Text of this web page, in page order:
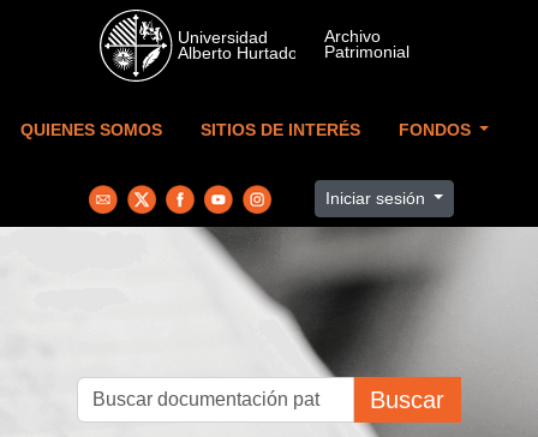
Skip to main content
QUIENES SOMOS SITIOS DE INTERÉS FONDOS
Iniciar sesión
Buscar